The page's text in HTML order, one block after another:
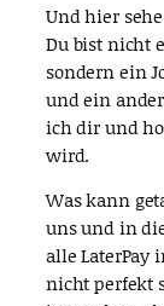
Und hier
Du bist nicht
sondern ein
und ein
ich dir und
wird.
Was kann
uns und in
alle LaterPay
nicht perfekt